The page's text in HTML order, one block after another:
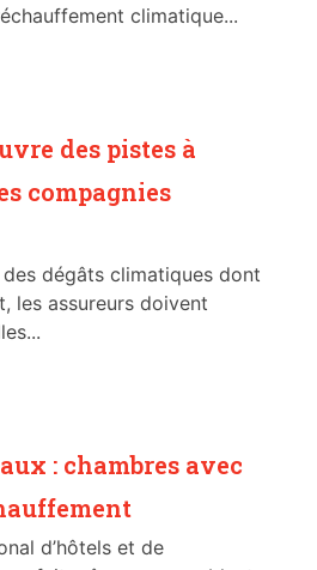
climatique...
des pistes à
compagnies
dégâts climatiques dont
les assureurs doivent
: chambres avec
d’hôtels et de